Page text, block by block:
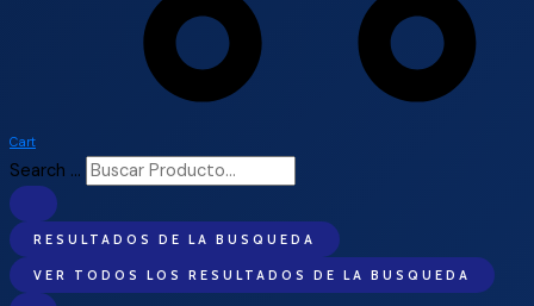
Cart
Search ...
RESULTADOS DE LA BUSQUEDA
VER TODOS LOS RESULTADOS DE LA BUSQUEDA